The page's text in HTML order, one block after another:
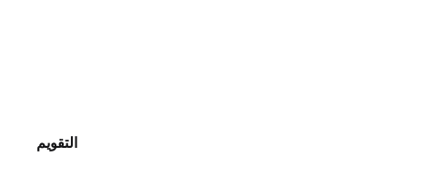
التقويم